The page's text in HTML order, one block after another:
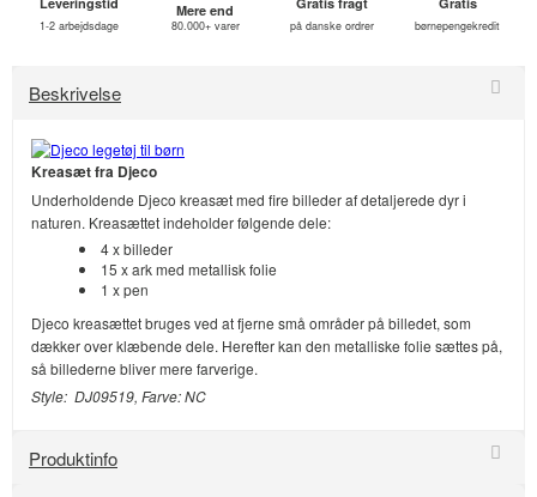
1-2 arbejdsdage
Mere end
80.000+ varer på danske ordrer børnepengekredit
Beskrivelse
Kreasæt fra Djeco
Underholdende Djeco kreasæt med fire billeder af detaljerede dyr i
naturen. Kreasættet indeholder følgende dele:
4 x billeder
15 x ark med metallisk folie
1 x pen
Djeco kreasættet bruges ved at fjerne små områder på billedet, som
dækker over klæbende dele. Herefter kan den metalliske folie sættes på,
så billederne bliver mere farverige.
Style: DJ09519, Farve: NC
Produktinfo